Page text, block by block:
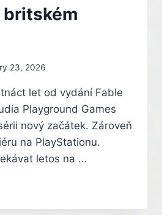
britském
23, 2026
let od vydání Fable
Playground Games
nový začátek. Zároveň
na PlayStationu.
letos na …